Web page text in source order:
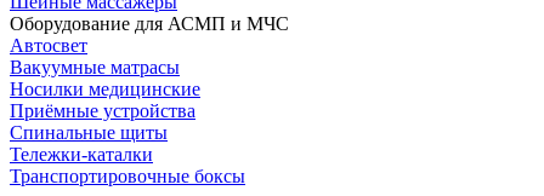
Оборудование для АСМП и МЧС
Автосвет
Вакуумные матрасы
Носилки медицинские
Приёмные устройства
Спинальные щиты
Тележки-каталки
Транспортировочные боксы